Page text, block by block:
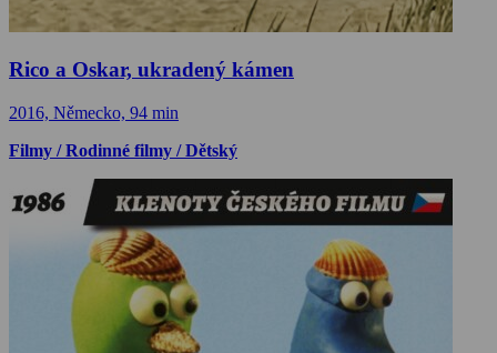
Rico a Oskar, ukradený kámen
2016, Německo, 94 min
Filmy / Rodinné filmy / Dětský